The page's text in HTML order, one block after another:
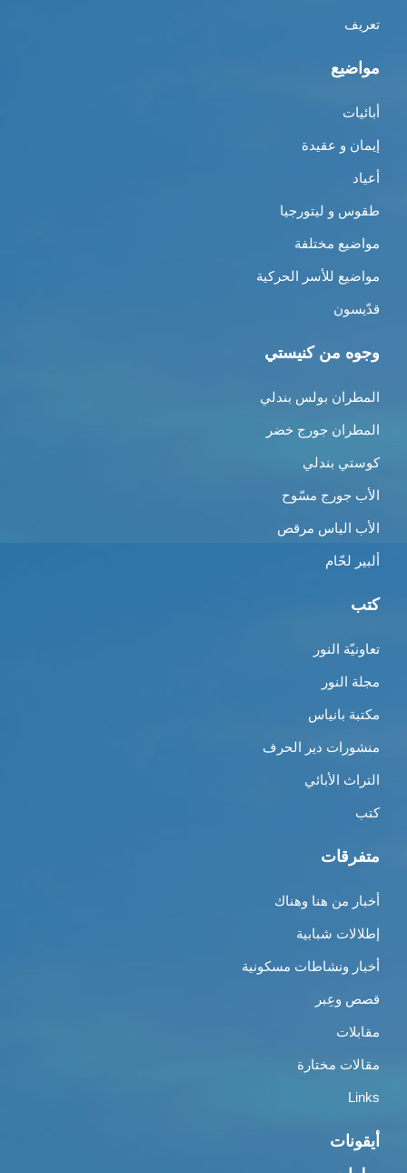
تعريف
مواضيع
أبائيات
إيمان و عقيدة
أعياد
طقوس و ليتورجيا
مواضيع مختلفة
مواضيع للأسر الحركية
قدّيسون
وجوه من كنيستي
المطران بولس بندلي
المطران جورج خضر
كوستي بندلي
الأب جورج مسّوح
الأب الياس مرقص
ألبير لحّام
كتب
تعاونيّة النور
مجلة النور
مكتبة بانياس
منشورات دير الحرف
التراث الأبائي
كتب
متفرقات
أخبار من هنا وهناك
إطلالات شبابية
أخبار ونشاطات مسكونية
قصص وعِبر
مقابلات
مقالات مختارة
Links
أيقونات